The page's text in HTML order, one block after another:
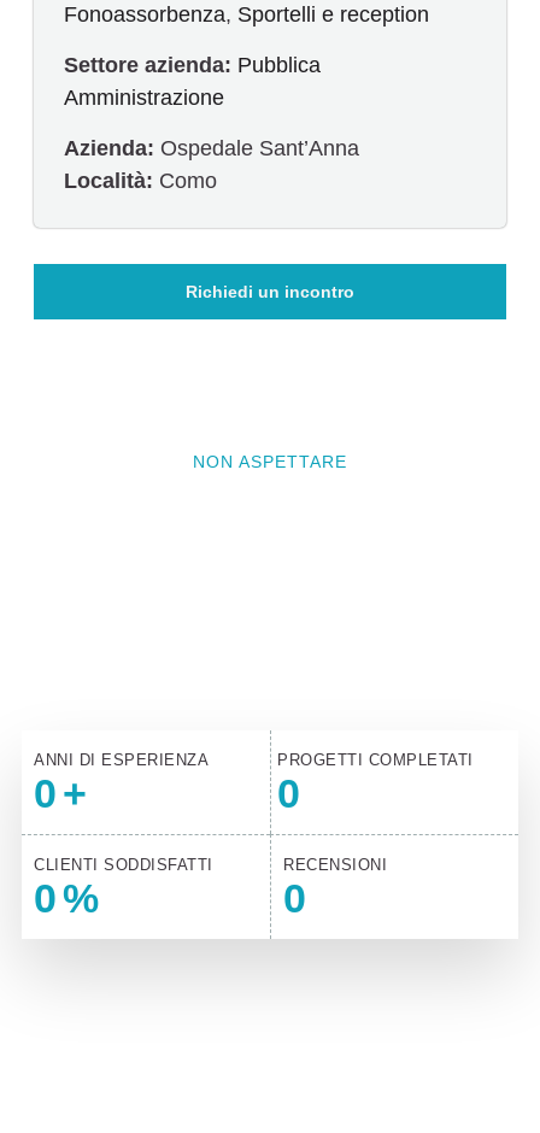
Fonoassorbenza, Sportelli e reception
Settore azienda: Pubblica
Amministrazione
Azienda: Ospedale Sant’Anna
Località: Como
Richiedi un incontro
NON ASPETTARE
ANNI DI ESPERIENZA
0 +
PROGETTI COMPLETATI
0
CLIENTI SODDISFATTI
0%
RECENSIONI
0